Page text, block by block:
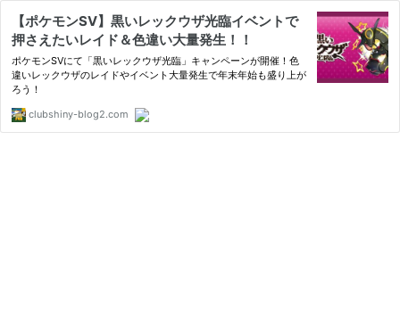
【ポケモンSV】黒いレックウザ光臨イベントで
押さえたいレイド＆色違い大量発生！！
ポケモンSVにて「黒いレックウザ光臨」キャンペーンが開催！色
違いレックウザのレイドやイベント大量発生で年末年始も盛り上が
ろう！
clubshiny-blog2.com